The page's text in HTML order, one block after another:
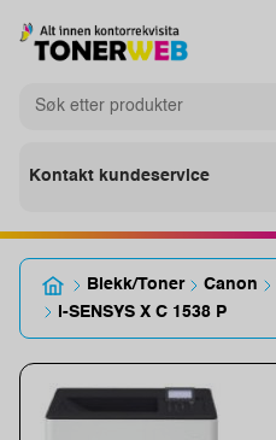
Kontakt kundeservice
Blekk/Toner Canon
i-SENSYS X C 1538 P